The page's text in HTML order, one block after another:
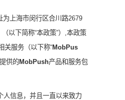
为上海市闵行区合川路2679
（以下简称“本政策”）
本政策
关服务（以下称“MobPus
供的MobPush产品和服务包
人信息，并且一直以来致力